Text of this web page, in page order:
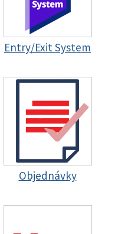
Entry/Exit System
Objednávky